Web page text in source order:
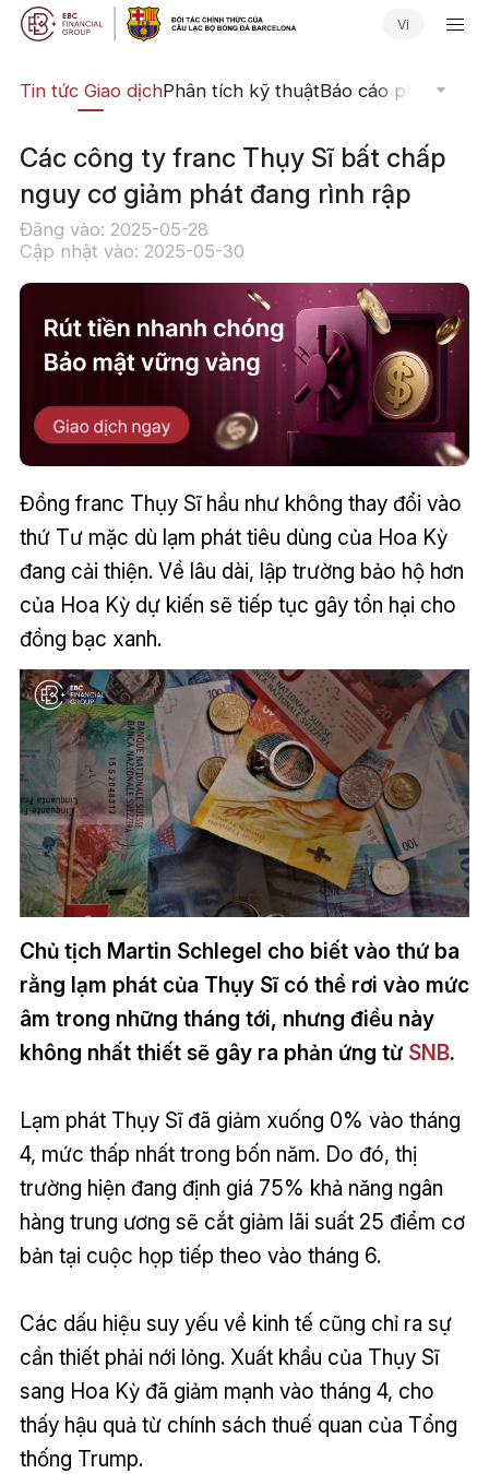
Vi
Tin tức Giao dịchPhân tích kỹ thuậtBáo cáo phân tích
Các công ty franc Thụy Sĩ bất chấp
nguy cơ giảm phát đang rình rập
Đăng vào: 2025-05-28
Cập nhật vào: 2025-05-30
Đồng franc Thụy Sĩ hầu như không thay đổi vào
thứ Tư mặc dù lạm phát tiêu dùng của Hoa Kỳ
đang cải thiện. Về lâu dài, lập trường bảo hộ hơn
của Hoa Kỳ dự kiến sẽ tiếp tục gây tổn hại cho
đồng bạc xanh.
Chủ tịch Martin Schlegel cho biết vào thứ ba
rằng lạm phát của Thụy Sĩ có thể rơi vào mức
âm trong những tháng tới, nhưng điều này
không nhất thiết sẽ gây ra phản ứng từ SNB.
Lạm phát Thụy Sĩ đã giảm xuống 0% vào tháng
4, mức thấp nhất trong bốn năm. Do đó, thị
trường hiện đang định giá 75% khả năng ngân
hàng trung ương sẽ cắt giảm lãi suất 25 điểm cơ
bản tại cuộc họp tiếp theo vào tháng 6.
Các dấu hiệu suy yếu về kinh tế cũng chỉ ra sự
cần thiết phải nới lỏng. Xuất khẩu của Thụy Sĩ
sang Hoa Kỳ đã giảm mạnh vào tháng 4, cho
thấy hậu quả từ chính sách thuế quan của Tổng
thống Trump.